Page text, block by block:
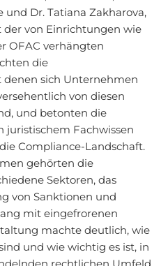
und Dr. Tatiana Zakharova,
von Einrichtungen wie
OFAC verhängten
die
denen sich Unternehmen
von diesen
und betonten die
juristischem Fachwissen
Compliance-Landschaft.
gehörten die
Sektoren, das
von Sanktionen und
mit eingefrorenen
machte deutlich, wie
und wie wichtig es ist, in